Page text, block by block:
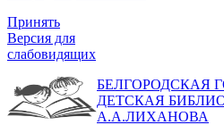
Принять
Версия для
слабовидящих
БЕЛГОРОДСКАЯ
ДЕТСКАЯ
А.А.ЛИХАНОВА